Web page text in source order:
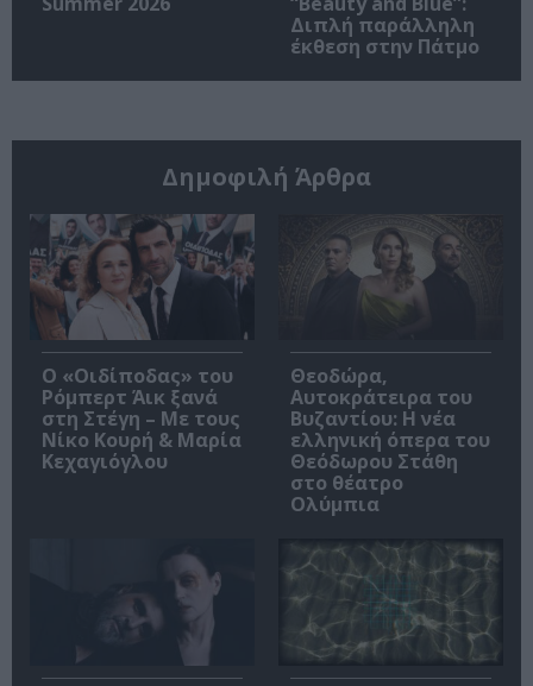
Διπλή παράλληλη
έκθεση στην Πάτμο
Δημοφιλή Άρθρα
O «Οιδίποδας» του
Ρόμπερτ Άικ ξανά
στη Στέγη – Με τους
Νίκο Κουρή & Μαρία
Κεχαγιόγλου
Θεοδώρα,
Αυτοκράτειρα του
Βυζαντίου: Η νέα
ελληνική όπερα του
Θεόδωρου Στάθη
στο θέατρο
Ολύμπια